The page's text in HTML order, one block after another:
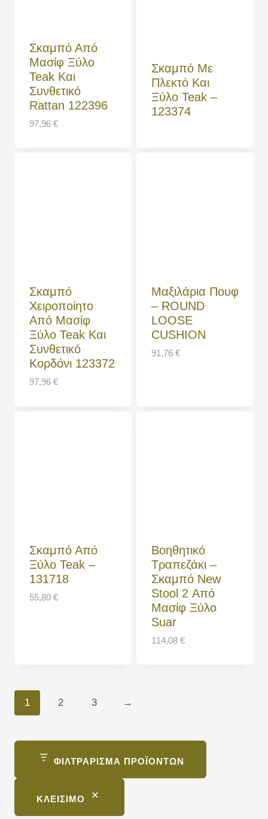
Σκαμπό Από
Μασίφ Ξύλο
Teak Και
Συνθετικό
Rattan 122396
97,96 €
Σκαμπό Με
Πλεκτό Και
Ξύλο Teak –
123374
Σκαμπό
Χειροποίητο
Από Μασίφ
Ξύλο Teak Και
Συνθετικό
Κορδόνι 123372
97,96 €
Μαξιλάρια Πουφ
– ROUND
LOOSE
CUSHION
91,76 €
Σκαμπό Από
Ξύλο Teak –
131718
55,80 €
Βοηθητικό
Τραπεζάκι –
Σκαμπό New
Stool 2 Από
Μασίφ Ξύλο
Suar
114,08 €
1 2 3 →
ΦΙΛΤΡΆΡΙΣΜΑ ΠΡΟΪΌΝΤΩΝ
ΚΛΕΊΣΙΜΟ